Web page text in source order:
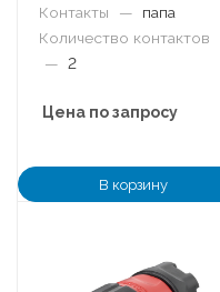
Контакты —
папа
Количество контактов
— 2
Цена по запросу
В корзину